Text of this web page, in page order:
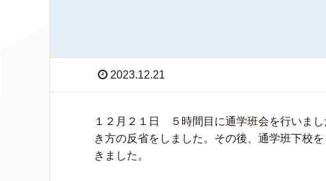
2023.12.21
１２月２１日 ５時間目に通学班会を行いま
き方の反省をしました。その後、通学班下校
きました。